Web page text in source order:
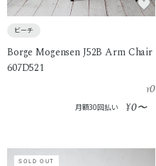
ビーチ
Borge Mogensen J52B Arm Chair
607D521
¥0
月額30回払い ¥0〜
SOLD OUT